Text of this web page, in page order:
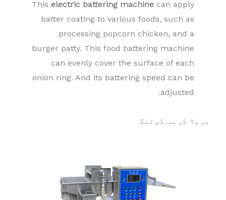
Thiselectric battering machine can apply
batter coating to various foods, such as
processing popcorn chicken, and a
burger patty. This food battering machine
can evenly cover the surface of each
onion ring. And its battering speed can be
adjusted.
بریڈ کرمب کوٹنگ